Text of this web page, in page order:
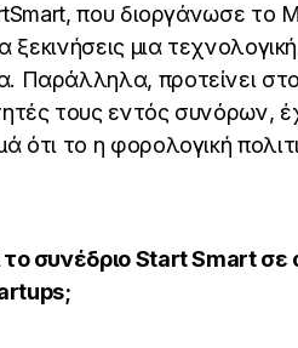
που διοργάνωσε το
ξεκινήσεις μια
Παράλληλα, προτείνει
τους εντός συνόρων,
το η φορολογική
το συνέδριο Start Smart